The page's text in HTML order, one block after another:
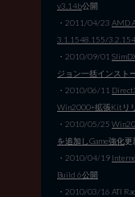
v3.14b公開
・2011/04/23 AMD
3.1.1548.155/
・2010/09/01
ジョン一括インスト
・2010/06/11
Win2000+拡張Kitリ
・2010/05/25
を追加しGame強化更
・2010/04/19
Build 6公開
・2010/03/16 ATI